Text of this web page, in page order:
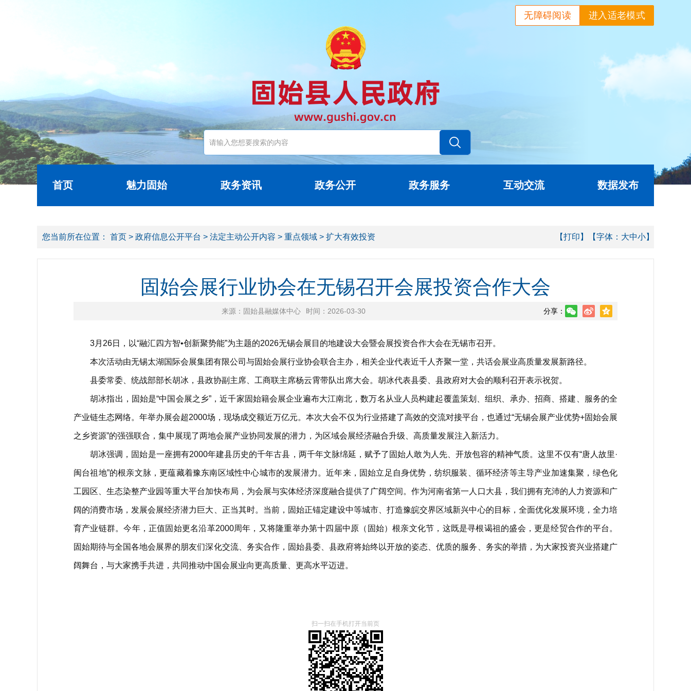
进入适老模式
无障碍阅读
首页 魅力固始 政务资讯 政务公开 政务服务 互动交流 数据发布
您当前所在位置： 首页 > 政府信息公开平台 > 法定主动公开内容 > 重点领域 > 扩大有效投资 【打印】 【字体： 大中小】
固始会展行业协会在无锡召开会展投资合作大会
来源：固始县融媒体中心 时间：2026-03-30 分享：
3月26日，以“融汇四方智•创新聚势能”为主题的2026无锡会展目的地建设大会暨会展投资合作大会在无锡市召开。
本次活动由无锡太湖国际会展集团有限公司与固始会展行业协会联合主办，相关企业代表近千人齐聚一堂，共话会展业高质量发展新路径。
县委常委、统战部部长胡冰，县政协副主席、工商联主席杨云霄带队出席大会。胡冰代表县委、县政府对大会的顺利召开表示祝贺。
胡冰指出，固始是“中国会展之乡”，近千家固始籍会展企业遍布大江南北，数万名从业人员构建起覆盖策划、组织、承办、招商、搭建、服务的全
产业链生态网络。年举办展会超2000场，现场成交额近万亿元。本次大会不仅为行业搭建了高效的交流对接平台，也通过“无锡会展产业优势+固始会展
之乡资源”的强强联合，集中展现了两地会展产业协同发展的潜力，为区域会展经济融合升级、高质量发展注入新活力。
胡冰强调，固始是一座拥有2000年建县历史的千年古县，两千年文脉绵延，赋予了固始人敢为人先、开放包容的精神气质。这里不仅有“唐人故里·
闽台祖地”的根亲文脉，更蕴藏着豫东南区域性中心城市的发展潜力。近年来，固始立足自身优势，纺织服装、循环经济等主导产业加速集聚，绿色化
工园区、生态染整产业园等重大平台加快布局，为会展与实体经济深度融合提供了广阔空间。作为河南省第一人口大县，我们拥有充沛的人力资源和广
阔的消费市场，发展会展经济潜力巨大、正当其时。当前，固始正锚定建设中等城市、打造豫皖交界区域新兴中心的目标，全面优化发展环境，全力培
育产业链群。今年，正值固始更名沿革2000周年，又将隆重举办第十四届中原（固始）根亲文化节，这既是寻根谒祖的盛会，更是经贸合作的平台。
固始期待与全国各地会展界的朋友们深化交流、务实合作，固始县委、县政府将始终以开放的姿态、优质的服务、务实的举措，为大家投资兴业搭建广
阔舞台，与大家携手共进，共同推动中国会展业向更高质量、更高水平迈进。
扫一扫在手机打开当前页